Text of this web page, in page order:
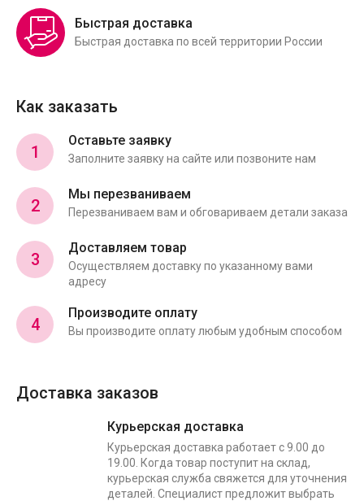
Быстрая доставка
Быстрая доставка по всей территории России
Как заказать
1
Оставьте заявку
Заполните заявку на сайте или позвоните нам
2
Мы перезваниваем
Перезваниваем вам и обговариваем детали заказа
3
Доставляем товар
Осуществляем доставку по указанному вами
адресу
4
Производите оплату
Вы производите оплату любым удобным способом
Доставка заказов
Курьерская доставка
Курьерская доставка работает с 9.00 до
19.00. Когда товар поступит на склад,
курьерская служба свяжется для уточнения
деталей. Специалист предложит выбрать